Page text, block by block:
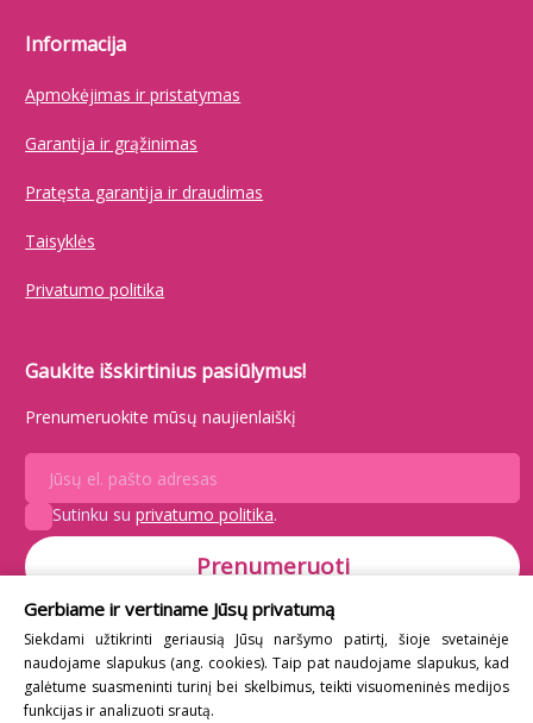
Informacija
Apmokėjimas ir pristatymas
Garantija ir grąžinimas
Pratęsta garantija ir draudimas
Taisyklės
Privatumo politika
Gaukite išskirtinius pasiūlymus!
Prenumeruokite mūsų naujienlaiškį
Sutinku suprivatumo politika.
Noriu gauti naujienlaiškį
Gerbiame ir vertiname Jūsų privatumą
Siekdami užtikrinti geriausią Jūsų naršymo patirtį, šioje svetainėje
naudojame slapukus (ang. cookies). Taip pat naudojame slapukus, kad
galėtume suasmeninti turinį bei skelbimus, teikti visuomeninės medijos
funkcijas ir analizuoti srautą.